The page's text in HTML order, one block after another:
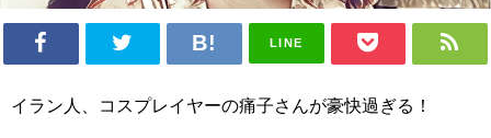
LINE
イラン人、コスプレイヤーの痛子さんが豪快過ぎる！